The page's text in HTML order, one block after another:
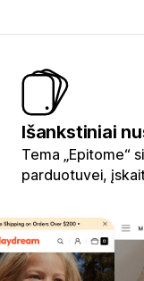
Išankstiniai
Tema „Epitome“
parduotuvei,